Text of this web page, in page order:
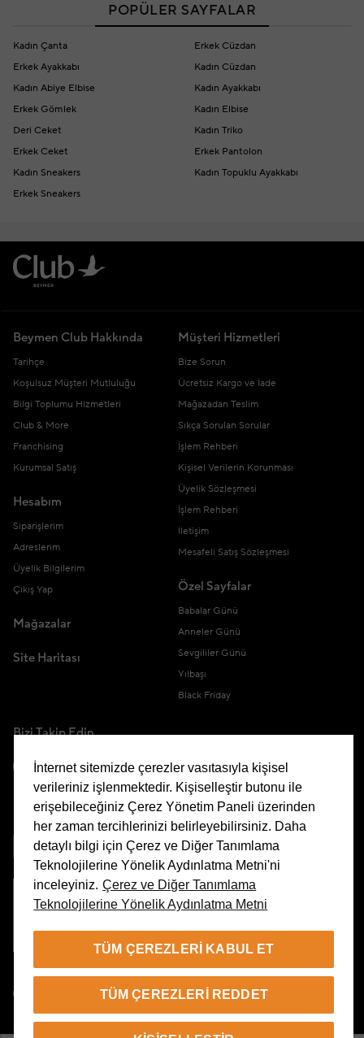
POPÜLER SAYFALAR
Kadın Çanta
Erkek Cüzdan
Erkek Ayakkabı
Kadın Cüzdan
Kadın Abiye Elbise
Kadın Ayakkabı
Erkek Gömlek
Kadın Elbise
Deri Ceket
Kadın Triko
Erkek Ceket
Erkek Pantolon
Kadın Sneakers
Kadın Topuklu Ayakkabı
Erkek Sneakers
Beymen Club Hakkında
Tarihçe
Koşulsuz Müşteri Mutluluğu
Bilgi Toplumu Hizmetleri
Club & More
Franchising
Kurumsal Satış
Hesabım
Siparişlerim
Adreslerim
Üyelik Bilgilerim
Çıkış Yap
Mağazalar
Site Haritası
Müşteri Hizmetleri
Bize Sorun
Ücretsiz Kargo ve İade
Mağazadan Teslim
Sıkça Sorulan Sorular
İşlem Rehberi
Kişisel Verilerin Korunması
Üyelik Sözleşmesi
İşlem Rehberi
İletişim
Mesafeli Satış Sözleşmesi
Özel Sayfalar
Babalar Günü
Anneler Günü
Sevgililer Günü
Yılbaşı
Black Friday
Bizi Takip Edin
Uygulamamızı İndirin
© 2026 Beymen Tüm Hakları Saklıdır
İnternet sitemizde çerezler vasıtasıyla kişisel
verileriniz işlenmektedir. Kişiselleştir butonu ile
erişebileceğiniz Çerez Yönetim Paneli üzerinden
her zaman tercihlerinizi belirleyebilirsiniz. Daha
detaylı bilgi için Çerez ve Diğer Tanımlama
Teknolojilerine Yönelik Aydınlatma Metni'ni
inceleyiniz. Çerez ve Diğer Tanımlama
Teknolojilerine Yönelik Aydınlatma Metni
TÜM ÇEREZLERI KABUL ET
TÜM ÇEREZLERI REDDET